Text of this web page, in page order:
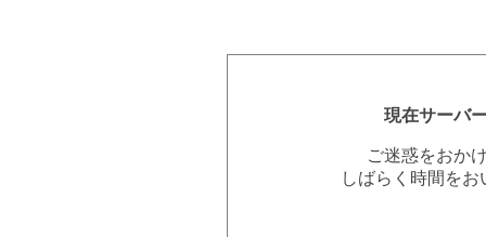
現在サーバ
ご迷惑をおか
しばらく時間を